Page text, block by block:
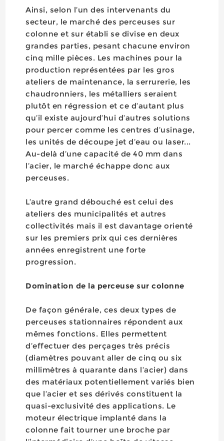
Ainsi, selon l’un des intervenants du
secteur, le marché des perceuses sur
colonne et sur établi se divise en deux
grandes parties, pesant chacune environ
cinq mille pièces. Les machines pour la
production représentées par les gros
ateliers de maintenance, la serrurerie, les
chaudronniers, les métalliers seraient
plutôt en régression et ce d’autant plus
qu’il existe aujourd’hui d’autres solutions
pour percer comme les centres d’usinage,
les unités de découpe jet d’eau ou laser...
Au-delà d’une capacité de 40 mm dans
l’acier, le marché échappe donc aux
perceuses.
L’autre grand débouché est celui des
ateliers des municipalités et autres
collectivités mais il est davantage orienté
sur les premiers prix qui ces dernières
années enregistrent une forte
progression.
Domination de la perceuse sur colonne
De façon générale, ces deux types de
perceuses stationnaires répondent aux
mêmes fonctions. Elles permettent
d’effectuer des perçages très précis
(diamètres pouvant aller de cinq ou six
millimètres à quarante dans l’acier) dans
des matériaux potentiellement variés bien
que l’acier et ses dérivés constituent la
quasi-exclusivité des applications. Le
moteur électrique implanté dans la
colonne fait tourner une broche par